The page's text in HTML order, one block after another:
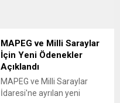
etmesinin ardından sürdü.
Nasdaq 100, OpenAI’nin
hisse satışının yapay zeka
konusunda iyimserliği
artırmasının ardından
perşembe günü yükselişle
MAPEG ve Milli Saraylar
İçin Yeni Ödenekler
Açıklandı
MAPEG ve Milli Saraylar
İdaresi'ne ayrılan yeni